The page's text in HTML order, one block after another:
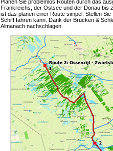
Planen Sie problemlos Routen durch das
Frankreichs, der Ostsee und der Donau bis
ist das planen einer Route simpel. Stellen
Schiff fahren kann. Dank der Brücken &
Almanach nachschlagen.